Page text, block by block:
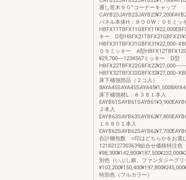
通し笠木９０°コーナーキャップ
パネル本体H：８００W：０６ミ
キー D型
０９ミッキー A型
¥29,700−−1234567ミッキー D型
床下補強部品（２コ入）
床下補強材L：８３８１本入
２本入
１６８０１本入
合計梱包数 ○印はどちらかをお選び
12182127303639組合せ価格特注色
別色（いぶし銀、ファンタジーグリ
特別色（フルカラー）